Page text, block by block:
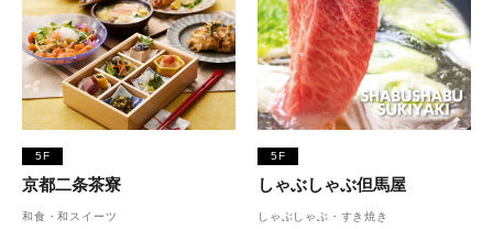
5F
京都二条茶寮
和食・和スイーツ
5F
しゃぶしゃぶ但馬屋
しゃぶしゃぶ・すき焼き